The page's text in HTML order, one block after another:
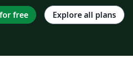
free Explore all plans